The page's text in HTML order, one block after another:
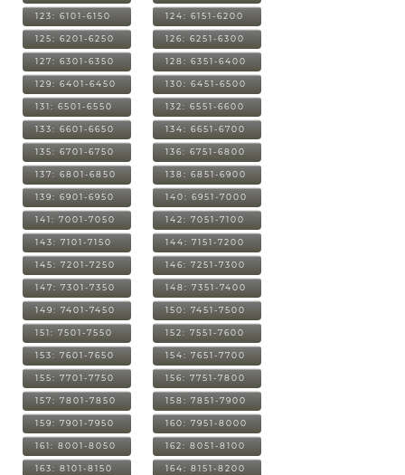
123: 6101-6150 124: 6151-6200
125: 6201-6250 126: 6251-6300
127: 6301-6350 128: 6351-6400
129: 6401-6450 130: 6451-6500
131: 6501-6550 132: 6551-6600
133: 6601-6650 134: 6651-6700
135: 6701-6750 136: 6751-6800
137: 6801-6850 138: 6851-6900
139: 6901-6950 140: 6951-7000
141: 7001-7050 142: 7051-7100
143: 7101-7150 144: 7151-7200
145: 7201-7250 146: 7251-7300
147: 7301-7350 148: 7351-7400
149: 7401-7450 150: 7451-7500
151: 7501-7550 152: 7551-7600
153: 7601-7650 154: 7651-7700
155: 7701-7750 156: 7751-7800
157: 7801-7850 158: 7851-7900
159: 7901-7950 160: 7951-8000
161: 8001-8050 162: 8051-8100
163: 8101-8150 164: 8151-8200